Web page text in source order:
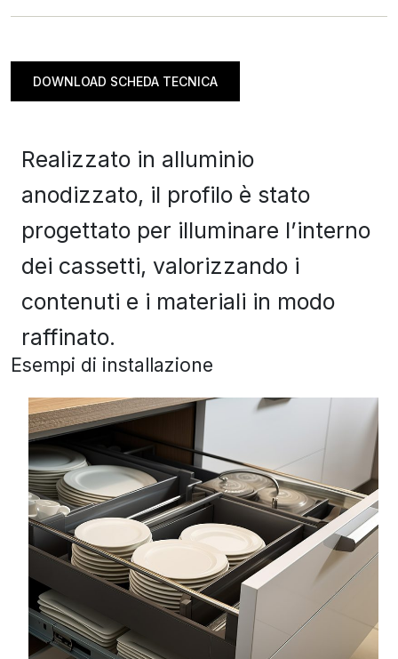
DOWNLOAD SCHEDA TECNICA
Realizzato in alluminio
anodizzato, il profilo è stato
progettato per illuminare l’interno
dei cassetti, valorizzando i
contenuti e i materiali in modo
raffinato.
Esempi di installazione